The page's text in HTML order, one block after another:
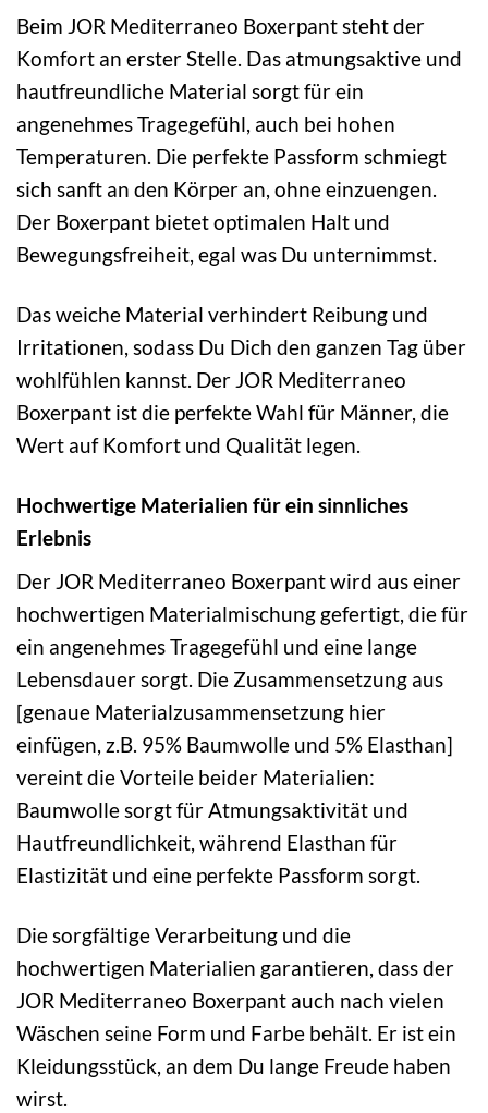
Beim JOR Mediterraneo Boxerpant steht der
Komfort an erster Stelle. Das atmungsaktive und
hautfreundliche Material sorgt für ein
angenehmes Tragegefühl, auch bei hohen
Temperaturen. Die perfekte Passform schmiegt
sich sanft an den Körper an, ohne einzuengen.
Der Boxerpant bietet optimalen Halt und
Bewegungsfreiheit, egal was Du unternimmst.
Das weiche Material verhindert Reibung und
Irritationen, sodass Du Dich den ganzen Tag über
wohlfühlen kannst. Der JOR Mediterraneo
Boxerpant ist die perfekte Wahl für Männer, die
Wert auf Komfort und Qualität legen.
Hochwertige Materialien für ein sinnliches
Erlebnis
Der JOR Mediterraneo Boxerpant wird aus einer
hochwertigen Materialmischung gefertigt, die für
ein angenehmes Tragegefühl und eine lange
Lebensdauer sorgt. Die Zusammensetzung aus
[genaue Materialzusammensetzung hier
einfügen, z.B. 95% Baumwolle und 5% Elasthan]
vereint die Vorteile beider Materialien:
Baumwolle sorgt für Atmungsaktivität und
Hautfreundlichkeit, während Elasthan für
Elastizität und eine perfekte Passform sorgt.
Die sorgfältige Verarbeitung und die
hochwertigen Materialien garantieren, dass der
JOR Mediterraneo Boxerpant auch nach vielen
Wäschen seine Form und Farbe behält. Er ist ein
Kleidungsstück, an dem Du lange Freude haben
wirst.